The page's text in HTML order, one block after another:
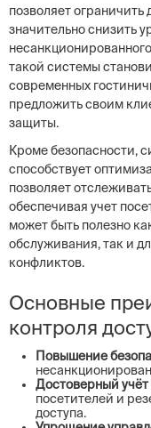
позволяет
значительно снизить
такой системы
современных
предложить своим
защиты.
Кроме безопасности,
способствует
позволяет
обеспечивая учет
может быть полезно
обслуживания, так и
конфликтов.
Основные
контроля
Повышение
Достоверный учёт
посетителей и
доступа.